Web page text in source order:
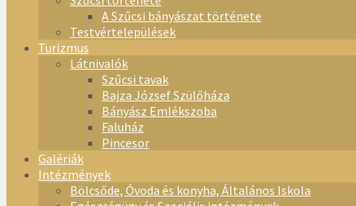
A Szűcsi bányászat története
Testvértelepülések
Turizmus
Látnivalók
Szűcsi tavak
Bajza József Szülőháza
Bányász Emlékszoba
Faluház
Pincesor
Galériák
Intézmények
Bölcsőde, Óvoda és konyha, Általános Iskola